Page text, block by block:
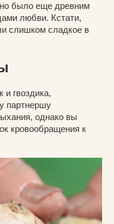
было еще древним
любви. Кстати,
слишком сладкое в
и гвоздика,
партнершу
однако вы
кровообращения к